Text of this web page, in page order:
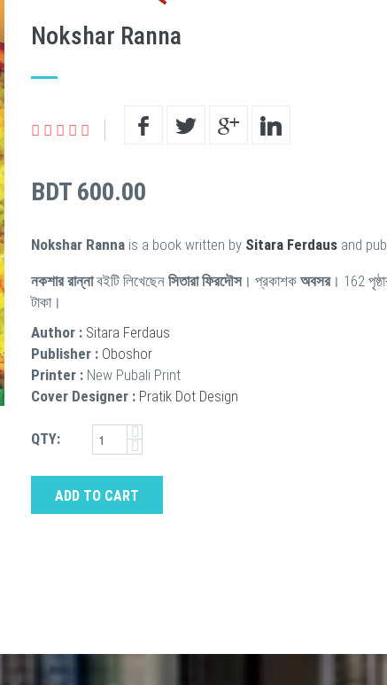
Nokshar Ranna
BDT 600.00
Nokshar Ranna is a book written by Sitara Ferdaus and
নকশার রান্নাবইটি লিখেছেন সিতারা ফিরদৌস। প্রকাশক অবসর। 162
টাকা।
Author : Sitara Ferdaus
Publisher : Oboshor
Printer : New Pubali Print
Cover Designer : Pratik Dot Design
QTY:
ADD TO CART